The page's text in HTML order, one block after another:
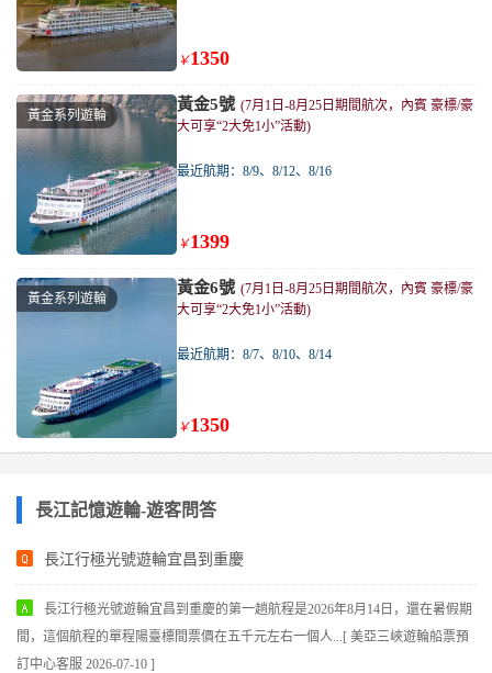
￥1350
黃金系列遊輪
黃金5號 (7月1日-8月25日期間航次，內賓 豪標/豪
大可享“2大免1小”活動)
最近航期：8/9、8/12、8/16
￥1399
黃金系列遊輪
黃金6號 (7月1日-8月25日期間航次，內賓 豪標/豪
大可享“2大免1小”活動)
最近航期：8/7、8/10、8/14
￥1350
長江記憶遊輪-遊客問答
長江行極光號遊輪宜昌到重慶
長江行極光號遊輪宜昌到重慶的第一趟航程是2026年8月14日，還在暑假期
間，這個航程的單程陽臺標間票價在五千元左右一個人...[ 美亞三峽遊輪船票預
訂中心客服 2026-07-10 ]